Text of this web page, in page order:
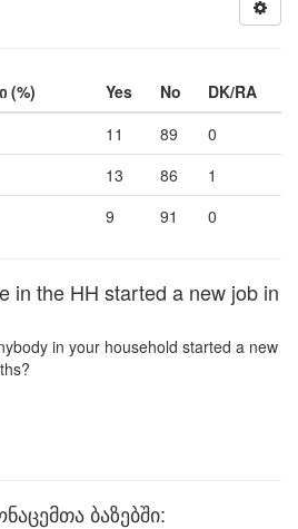
(%) Yes No
DK/RA
11 89
0
13 86
1
9 91 0
in the HH started a new job in
in your household started a new
ბაზებში: